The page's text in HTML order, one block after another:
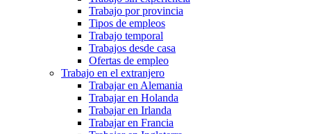
Trabajo por provincia
Tipos de empleos
Trabajo temporal
Trabajos desde casa
Ofertas de empleo
Trabajo en el extranjero
Trabajar en Alemania
Trabajar en Holanda
Trabajar en Irlanda
Trabajar en Francia